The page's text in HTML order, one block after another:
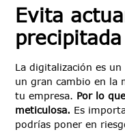
Evita
precipitada
La digitalización es
un gran cambio en la
tu empresa. Por lo
meticulosa. Es
podrías poner en